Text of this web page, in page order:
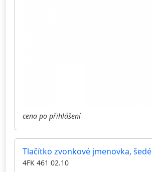
cena po přihlášení
Tlačítko zvonkové jmenovka, šedé
4FK 461 02.10